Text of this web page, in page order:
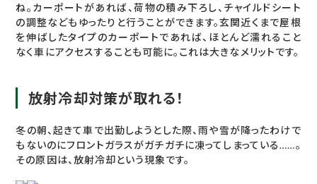
ね。カーポートがあれば、荷物の積み下ろし、チャイルドシート
の調整などもゆったりと行うことができます。玄関近くまで屋根
を伸ばしたタイプのカーポートであれば、ほとんど濡れること
なく車にアクセスすることも可能に。これは大きなメリットです。
放射冷却対策が取れる！
冬の朝、起きて車で出勤しようとした際、雨や雪が降ったわけで
もないのにフロントガラスがガチガチに凍ってしまっている……。
その原因は、放射冷却という現象です。